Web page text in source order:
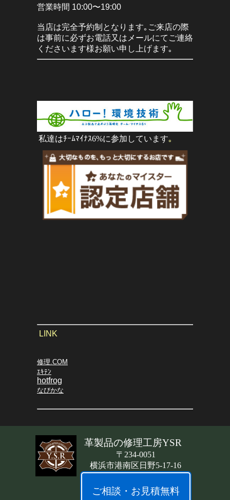
営業時間 10:00〜19:00
当店は完全予約制となります｡ご来店の際
は事前に必ずお電話又はメールにてご連絡
くださいます様お願い申し上げます｡
私達はﾁｰﾑﾏｲﾅｽ6%に参加しています｡
LINK
修理.COM
ｴｷﾃﾝ
hotfrog
なびかな
革製品の修理工房YSR
〒234-0051
横浜市港南区日野5-17-16
ご相談・お見積無料